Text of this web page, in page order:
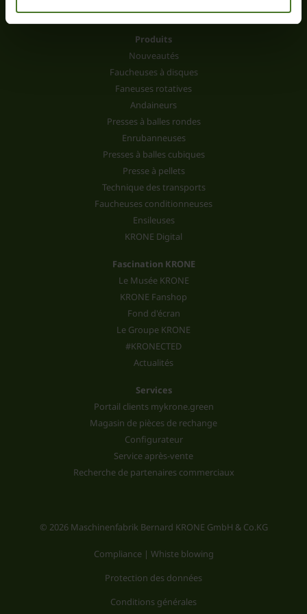
Produits
Nouveautés
Faucheuses à disques
Faneuses rotatives
Andaineurs
Presses à balles rondes
Enrubanneuses
Presses à balles cubiques
Presse à pellets
Technique des transports
Faucheuses conditionneuses
Ensileuses
KRONE Digital
Fascination KRONE
Le Musée KRONE
KRONE Fanshop
Fond d'écran
Le Groupe KRONE
#KRONECTED
Actualités
Services
Portail clients mykrone.green
Magasin de pièces de rechange
Configurateur
Service après-vente
Recherche de partenaires commerciaux
© 2026 Maschinenfabrik Bernard KRONE GmbH & Co.KG
Compliance | Whiste blowing
Protection des données
Conditions générales